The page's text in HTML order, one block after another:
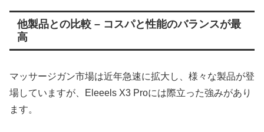
他製品との比較 – コスパと性能のバランスが最
高
マッサージガン市場は近年急速に拡大し、様々な製品が登
場していますが、Eleeels X3 Proには際立った強みがあり
ます。